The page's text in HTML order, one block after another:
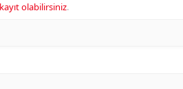
kayıt olabilirsiniz.